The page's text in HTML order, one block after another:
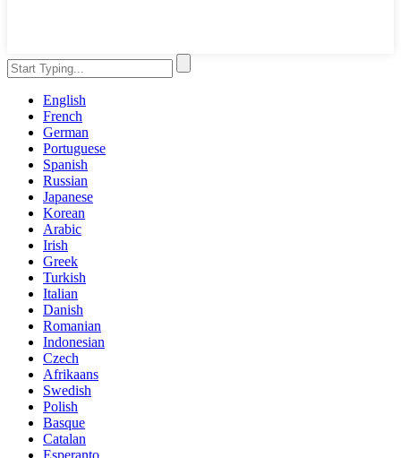
English
French
German
Portuguese
Spanish
Russian
Japanese
Korean
Arabic
Irish
Greek
Turkish
Italian
Danish
Romanian
Indonesian
Czech
Afrikaans
Swedish
Polish
Basque
Catalan